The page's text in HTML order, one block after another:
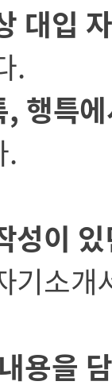
대입
.
행특
.
성이
기소
용을